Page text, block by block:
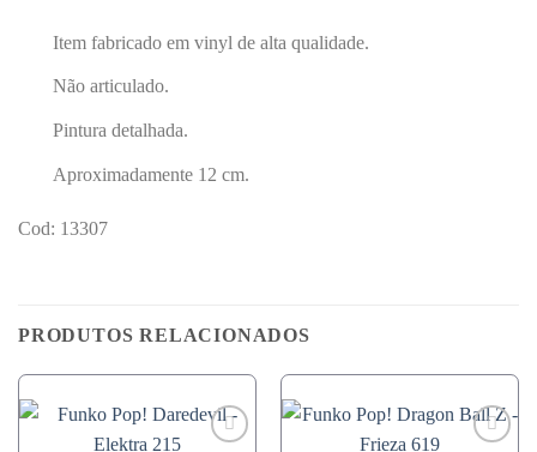
Item fabricado em vinyl de alta qualidade.
Não articulado.
Pintura detalhada.
Aproximadamente 12 cm.
Cod: 13307
PRODUTOS RELACIONADOS